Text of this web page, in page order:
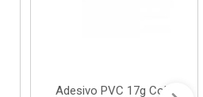
Adesivo PVC 17g Cola